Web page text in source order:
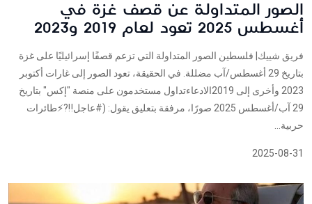
الصور المتداولة عن قصف غزة في
أغسطس 2025 تعود لعام 2019 و2023
فريق شييك| فلسطين الصور المتداولة التي تزعم قصفًا إسرائيليًا على غزة
بتاريخ 29 أغسطس/آب مضللة. في الحقيقة، تعود الصور إلى غارات أكتوبر
2023 وأخرى إلى 2019الادعاءتداول مستخدمون على منصة "إكس" بتاريخ
29 آب/أغسطس 2025 صورًا، مرفقة بتعليق يقول: (#عاجل‼️?⚡️طائرات
حربية...
2025-08-31